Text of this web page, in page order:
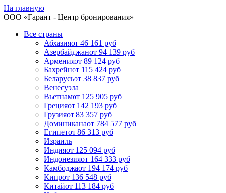
На главную
ООО «Гарант - Центр бронирования»
Все страны
Абхазияот 46 161 руб
Азербайджанот 94 139 руб
Арменияот 89 124 руб
Бахрейнот 115 424 руб
Беларусьот 38 837 руб
Венесуэла
Вьетнамот 125 905 руб
Грецияот 142 193 руб
Грузияот 83 357 руб
Доминиканаот 784 577 руб
Египетот 86 313 руб
Израиль
Индияот 125 094 руб
Индонезияот 164 333 руб
Камбоджаот 194 174 руб
Кипрот 136 548 руб
Китайот 113 184 руб